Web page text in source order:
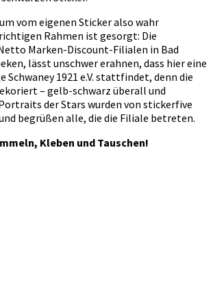
vom eigenen Sticker also wahr
Rahmen ist gesorgt: Die
Marken-Discount-Filialen in Bad
lässt unschwer erahnen, dass hier eine
Schwaney 1921 e.V. stattfindet, denn die
– gelb-schwarz überall und
der Stars wurden von stickerfive
begrüßen alle, die die Filiale betreten.
Kleben und Tauschen!